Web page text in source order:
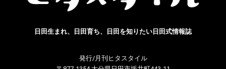
日田生まれ、日田育ち、日田を知りたい日田式情報誌
発行/月刊ヒタスタイル